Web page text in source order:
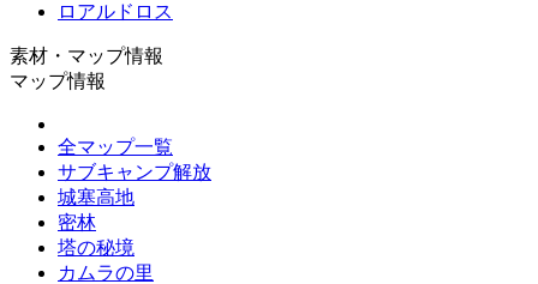
ロアルドロス
素材・マップ情報
マップ情報
全マップ一覧
サブキャンプ解放
城塞高地
密林
塔の秘境
カムラの里